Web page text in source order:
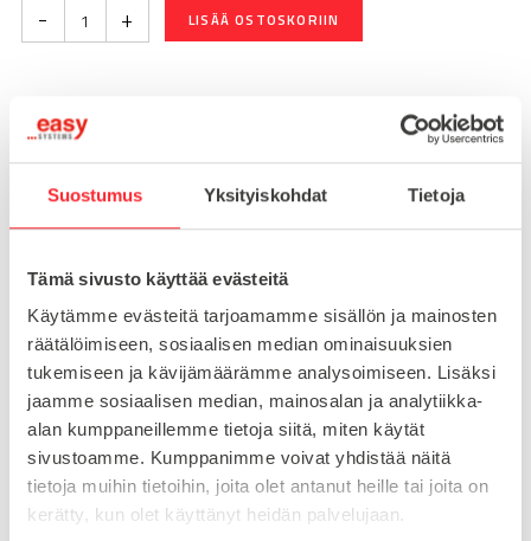
Suostumus Yksityiskohdat Tietoja
Tämä sivusto käyttää evästeitä
Käytämme evästeitä tarjoamamme sisällön ja mainosten
räätälöimiseen, sosiaalisen median ominaisuuksien
tukemiseen ja kävijämäärämme analysoimiseen. Lisäksi
jaamme sosiaalisen median, mainosalan ja analytiikka-
alan kumppaneillemme tietoja siitä, miten käytät
sivustoamme. Kumppanimme voivat yhdistää näitä
tietoja muihin tietoihin, joita olet antanut heille tai joita on
kerätty, kun olet käyttänyt heidän palvelujaan.
- + LISÄÄ OSTOSKORIIN
Toimitusaika 7-10 arkipäivää
Pikatoimitus mahdollinen, kysy myynnistämme.
Toimituskulut 25€ kun lähetyksen pituus alle 1900mm.
Tuotenumero098AM20250E
Osasto
Konejalat
MATERIAALI
ruostumaton teräs
MYYNTIERÄ
1